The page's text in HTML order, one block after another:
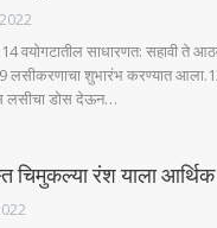
वयोगटातील साधारणत: सहावी ते
लसीकरणाचा शुभारंभ करण्यात
लसीचा डोस देऊन…
रंश याला